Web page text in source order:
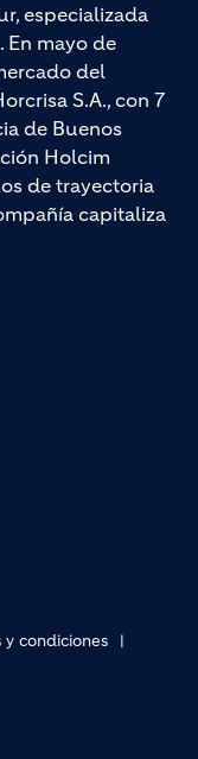
especializada
En mayo de
del
S.A., con 7
de Buenos
Holcim
de trayectoria
capitaliza
y condiciones